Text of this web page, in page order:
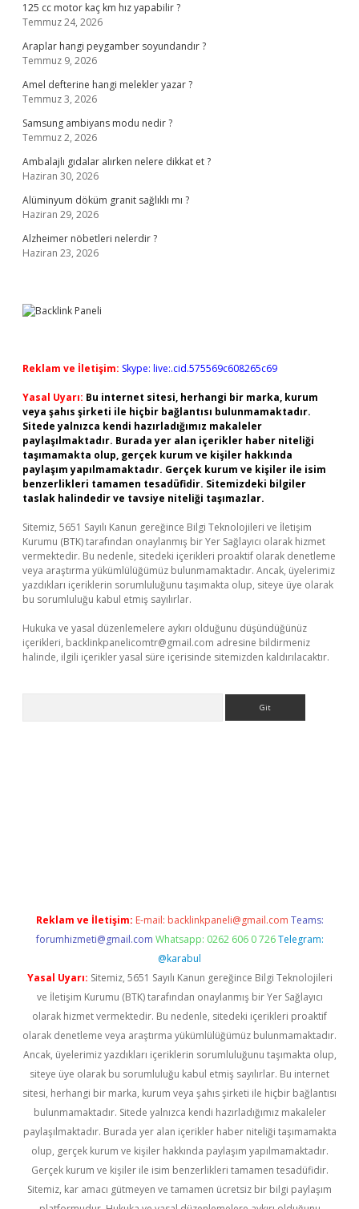
125 cc motor kaç km hız yapabilir ?
Temmuz 24, 2026
Araplar hangi peygamber soyundandır ?
Temmuz 9, 2026
Amel defterine hangi melekler yazar ?
Temmuz 3, 2026
Samsung ambiyans modu nedir ?
Temmuz 2, 2026
Ambalajlı gıdalar alırken nelere dikkat et ?
Haziran 30, 2026
Alüminyum döküm granit sağlıklı mı ?
Haziran 29, 2026
Alzheimer nöbetleri nelerdir ?
Haziran 23, 2026
Reklam ve İletişim: Skype: live:.cid.575569c608265c69
Yasal Uyarı: Bu internet sitesi, herhangi bir marka, kurum
veya şahıs şirketi ile hiçbir bağlantısı bulunmamaktadır.
Sitede yalnızca kendi hazırladığımız makaleler
paylaşılmaktadır. Burada yer alan içerikler haber niteliği
taşımamakta olup, gerçek kurum ve kişiler hakkında
paylaşım yapılmamaktadır. Gerçek kurum ve kişiler ile isim
benzerlikleri tamamen tesadüfidir. Sitemizdeki bilgiler
taslak halindedir ve tavsiye niteliği taşımazlar.
Sitemiz, 5651 Sayılı Kanun gereğince Bilgi Teknolojileri ve İletişim
Kurumu (BTK) tarafından onaylanmış bir Yer Sağlayıcı olarak hizmet
vermektedir. Bu nedenle, sitedeki içerikleri proaktif olarak denetleme
veya araştırma yükümlülüğümüz bulunmamaktadır. Ancak, üyelerimiz
yazdıkları içeriklerin sorumluluğunu taşımakta olup, siteye üye olarak
bu sorumluluğu kabul etmiş sayılırlar.
Hukuka ve yasal düzenlemelere aykırı olduğunu düşündüğünüz
içerikleri, backlinkpanelicomtr@gmail.com adresine bildirmeniz
halinde, ilgili içerikler yasal süre içerisinde sitemizden kaldırılacaktır.
Reklam ve İletişim: E-mail: backlinkpaneli@gmail.com Teams:
forumhizmeti@gmail.com Whatsapp: 0262 606 0 726 Telegram:
@karabul
Yasal Uyarı: Sitemiz, 5651 Sayılı Kanun gereğince Bilgi Teknolojileri
ve İletişim Kurumu (BTK) tarafından onaylanmış bir Yer Sağlayıcı
olarak hizmet vermektedir. Bu nedenle, sitedeki içerikleri proaktif
olarak denetleme veya araştırma yükümlülüğümüz bulunmamaktadır.
Ancak, üyelerimiz yazdıkları içeriklerin sorumluluğunu taşımakta olup,
siteye üye olarak bu sorumluluğu kabul etmiş sayılırlar. Bu internet
sitesi, herhangi bir marka, kurum veya şahıs şirketi ile hiçbir bağlantısı
bulunmamaktadır. Sitede yalnızca kendi hazırladığımız makaleler
paylaşılmaktadır. Burada yer alan içerikler haber niteliği taşımamakta
olup, gerçek kurum ve kişiler hakkında paylaşım yapılmamaktadır.
Gerçek kurum ve kişiler ile isim benzerlikleri tamamen tesadüfidir.
Sitemiz, kar amacı gütmeyen ve tamamen ücretsiz bir bilgi paylaşım